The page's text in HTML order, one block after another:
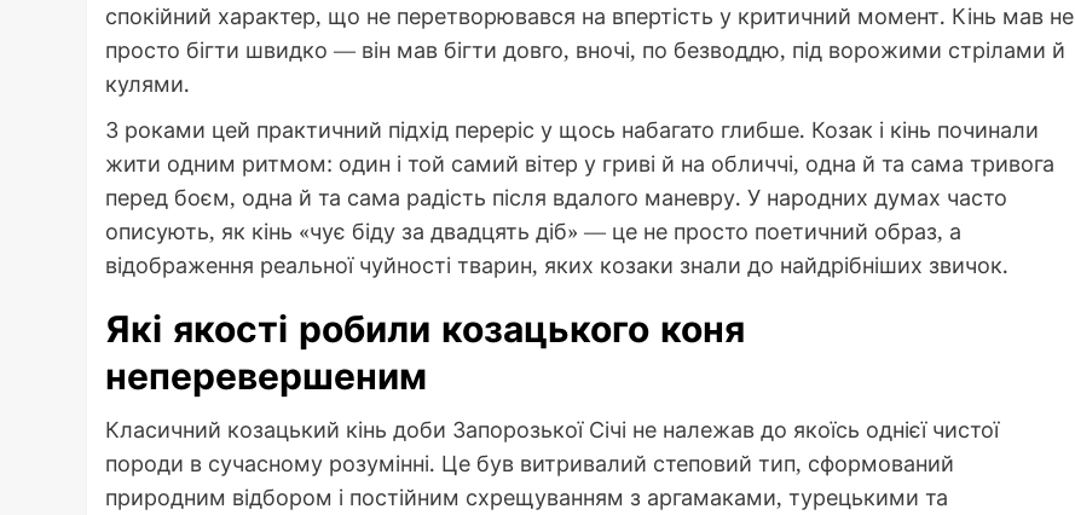
спокійний характер, що не перетворювався на впертість у критичний момент. Кінь мав не
просто бігти швидко — він мав бігти довго, вночі, по безводдю, під ворожими стрілами й
кулями.
З роками цей практичний підхід переріс у щось набагато глибше. Козак і кінь починали
жити одним ритмом: один і той самий вітер у гриві й на обличчі, одна й та сама тривога
перед боєм, одна й та сама радість після вдалого маневру. У народних думах часто
описують, як кінь «чує біду за двадцять діб» — це не просто поетичний образ, а
відображення реальної чуйності тварин, яких козаки знали до найдрібніших звичок.
Які якості робили козацького коня
неперевершеним
Класичний козацький кінь доби Запорозької Січі не належав до якоїсь однієї чистої
породи в сучасному розумінні. Це був витривалий степовий тип, сформований
природним відбором і постійним схрещуванням з аргамаками, турецькими та